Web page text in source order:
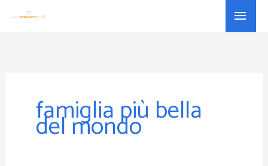
Menu
famiglia più bella
del mondo